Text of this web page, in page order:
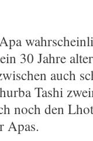
30 Jahre
auch
Tashi
noch den
Apas.